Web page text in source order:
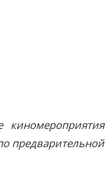
киномероприятия
предварительной